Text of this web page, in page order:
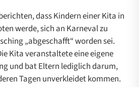
dass Kindern einer Kita in
werde, sich an Karneval zu
„abgeschafft“ worden sei.
Kita veranstaltete eine eigene
und bat Eltern lediglich darum,
Tagen unverkleidet kommen.